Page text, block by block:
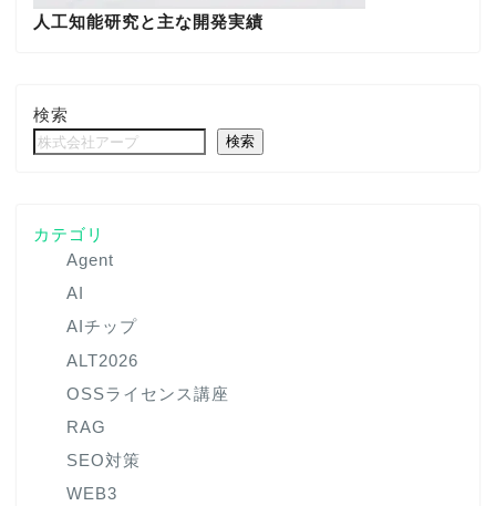
人工知能研究と主な開発実績
検索
検索
カテゴリ
Agent
AI
AIチップ
ALT2026
OSSライセンス講座
RAG
SEO対策
WEB3